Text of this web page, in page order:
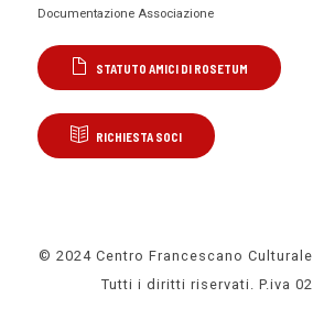
Documentazione Associazione
STATUTO AMICI DI ROSETUM
RICHIESTA SOCI
© 2024 Centro Francescano
Tutti i diritti riservati. P.iva